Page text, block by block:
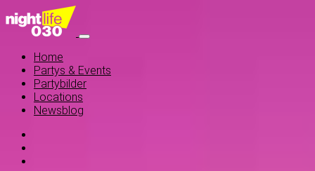
Home
Partys & Events
Partybilder
Locations
Newsblog